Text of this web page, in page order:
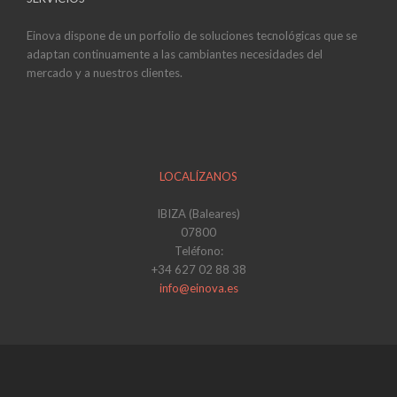
Einova dispone de un porfolio de soluciones tecnológicas que se
adaptan continuamente a las cambiantes necesidades del
mercado y a nuestros clientes.
LOCALÍZANOS
IBIZA (Baleares)
07800
Teléfono:
+34 627 02 88 38
info@einova.es